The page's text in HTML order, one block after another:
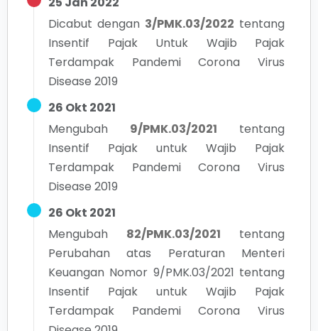
Dicabut dengan 3/PMK.03/2022 tentang
Insentif Pajak Untuk Wajib Pajak
Terdampak Pandemi Corona Virus
Disease 2019
26 Okt 2021
Mengubah
9/PMK.03/2021
tentang
Insentif Pajak untuk Wajib Pajak
Terdampak Pandemi Corona Virus
Disease 2019
26 Okt 2021
Mengubah
82/PMK.03/2021
tentang
Perubahan atas Peraturan Menteri
Keuangan Nomor 9/PMK.03/2021 tentang
Insentif Pajak untuk Wajib Pajak
Terdampak Pandemi Corona Virus